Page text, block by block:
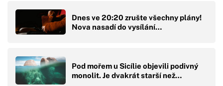
Dnes ve 20:20 zrušte všechny plány!
Nova nasadí do vysílání…
Pod mořem u Sicílie objevili podivný
monolit. Je dvakrát starší než…